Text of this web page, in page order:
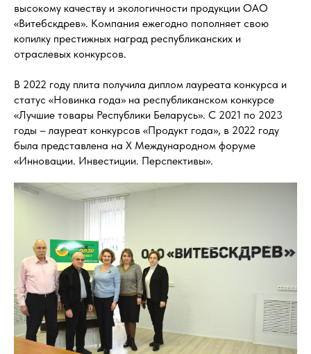
высокому качеству и экологичности продукции ОАО
«Витебскдрев». Компания ежегодно пополняет свою
копилку престижных наград республиканских и
отраслевых конкурсов.
В 2022 году плита получила диплом лауреата конкурса и
статус «Новинка года» на республиканском конкурсе
«Лучшие товары Республики Беларусь». С 2021 по 2023
годы – лауреат конкурсов «Продукт года», в 2022 году
была представлена на X Международном форуме
«Инновации. Инвестиции. Перспективы».